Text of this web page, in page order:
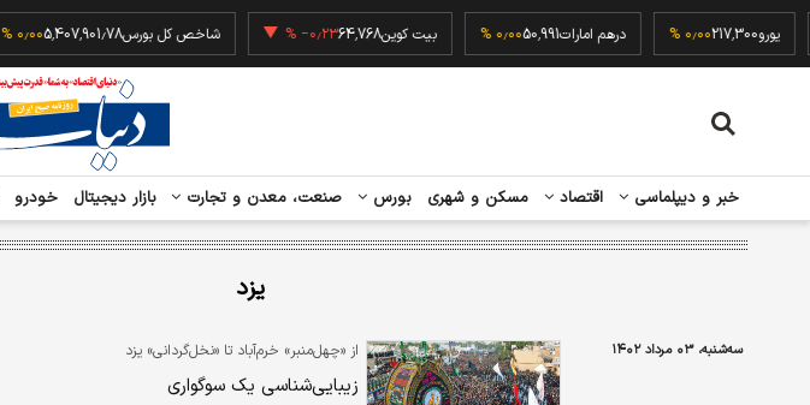
یورو217,300 درهم امارات50,991 بیت کوین64,768‎−۰٫۲۳ % شاخص کل بورس5,407,901.78
خبر و دیپلماسی اقتصاد مسکن و شهری بورس صنعت، معدن و تجارت بازار دیجیتال خودرو
یزد
سه‌شنبه، ۰۳ مرداد ۱۴۰۲ از «چهل‌منبر» خرم‌آباد تا «نخل‌گردانی» یزد
زیبایی‌شناسی یک سوگواری